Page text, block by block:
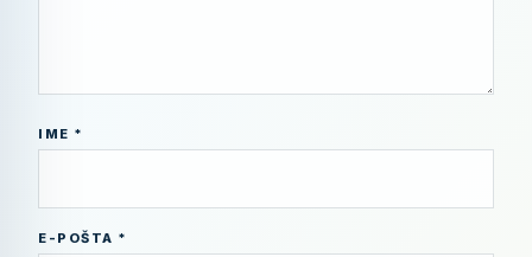
IME *
E-POŠTA *